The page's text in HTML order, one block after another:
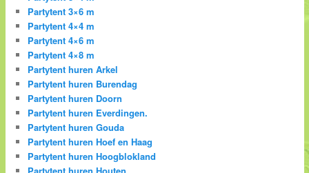
Partytent 3×6 m
Partytent 4×4 m
Partytent 4×6 m
Partytent 4×8 m
Partytent huren Arkel
Partytent huren Burendag
Partytent huren Doorn
Partytent huren Everdingen.
Partytent huren Gouda
Partytent huren Hoef en Haag
Partytent huren Hoogblokland